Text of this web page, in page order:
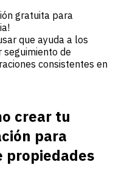
gratuita para
que ayuda a los
seguimiento de
consistentes en
crear tu
para
propiedades